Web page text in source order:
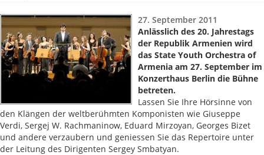
27. September 2011
Anlässlich des 20. Jahrestags
der Republik Armenien wird
das State Youth Orchestra of
Armenia am 27. September im
Konzerthaus Berlin die Bühne
betreten.
Lassen Sie Ihre Hörsinne von
den Klängen der weltberühmten Komponisten wie Giuseppe
Verdi, Sergej W. Rachmaninow, Eduard Mirzoyan, Georges Bizet
und andere verzaubern und geniessen Sie das Repertoire unter
der Leitung des Dirigenten Sergey Smbatyan.